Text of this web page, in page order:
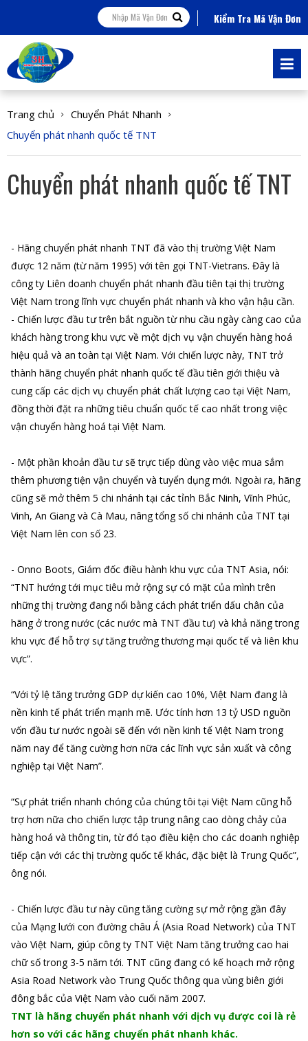
Kiểm Tra Mã Vận Đơn
Trang chủ
Chuyển Phát Nhanh
Chuyển phát nhanh quốc tế TNT
Chuyển phát nhanh quốc tế TNT
- Hãng chuyển phát nhanh TNT đã vào thị trường Việt Nam
được 12 năm (từ năm 1995) với tên gọi TNT-Vietrans. Đây là
công ty Liên doanh chuyển phát nhanh đầu tiên tại thị trường
Việt Nam trong lĩnh vực chuyển phát nhanh và kho vận hậu cần.
- Chiến lược đầu tư trên bắt nguồn từ nhu cầu ngày càng cao của
khách hàng trong khu vực về một dịch vụ vận chuyển hàng hoá
hiệu quả và an toàn tại Việt Nam. Với chiến lược này, TNT trở
thành hãng chuyển phát nhanh quốc tế đầu tiên giới thiệu và
cung cấp các dịch vụ chuyển phát chất lượng cao tại Việt Nam,
đồng thời đặt ra những tiêu chuẩn quốc tế cao nhất trong việc
vận chuyển hàng hoá tại Việt Nam.
- Một phần khoản đầu tư sẽ trực tiếp dùng vào việc mua sắm
thêm phương tiện vận chuyển và tuyển dụng mới. Ngoài ra, hãng
cũng sẽ mở thêm 5 chi nhánh tại các tỉnh Bắc Ninh, Vĩnh Phúc,
Vinh, An Giang và Cà Mau, nâng tổng số chi nhánh của TNT tại
Việt Nam lên con số 23.
- Onno Boots, Giám đốc điều hành khu vực của TNT Asia, nói:
“TNT hướng tới mục tiêu mở rộng sự có mặt của mình trên
những thị trường đang nổi bằng cách phát triển dấu chân của
hãng ở trong nước (các nước mà TNT đầu tư) và khả năng trong
khu vực để hỗ trợ sự tăng trưởng thương mại quốc tế và liên khu
vực”.
“Với tỷ lệ tăng trưởng GDP dự kiến cao 10%, Việt Nam đang là
nền kinh tế phát triển mạnh mẽ. Ước tính hơn 13 tỷ USD nguồn
vốn đầu tư nước ngoài sẽ đến với nền kinh tế Việt Nam trong
năm nay để tăng cường hơn nữa các lĩnh vực sản xuất và công
nghiệp tại Việt Nam”.
“Sự phát triển nhanh chóng của chúng tôi tại Việt Nam cũng hỗ
trợ hơn nữa cho chiến lược tập trung nâng cao dòng chảy của
hàng hoá và thông tin, từ đó tạo điều kiện cho các doanh nghiệp
tiếp cận với các thị trường quốc tế khác, đặc biệt là Trung Quốc”,
ông nói.
- Chiến lược đầu tư này cũng tăng cường sự mở rộng gần đây
của Mạng lưới con đường châu Á (Asia Road Network) của TNT
vào Việt Nam, giúp công ty TNT Việt Nam tăng trưởng cao hai
chữ số trong 3-5 năm tới. TNT cũng đang có kế hoạch mở rộng
Asia Road Network vào Trung Quốc thông qua vùng biên giới
đông bắc của Việt Nam vào cuối năm 2007.
TNT là hãng chuyển phát nhanh với dịch vụ được coi là rẻ
hơn so với các hãng chuyển phát nhanh khác.